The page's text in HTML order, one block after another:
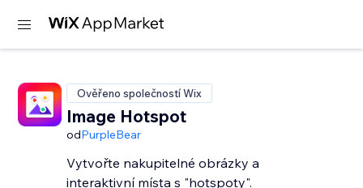
Ověřeno společností Wix
Image Hotspot
odPurpleBear
Vytvořte nakupitelné obrázky a
interaktivní místa s "hotspoty".